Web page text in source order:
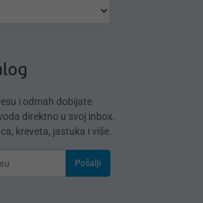
i odmah dobijate
direktno u svoj inbox.
kreveta, jastuka i više.
Pošalji